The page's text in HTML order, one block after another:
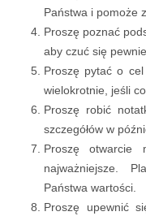
Państwa i pomoże
Proszę poznać
aby czuć się
Proszę pytać o
wielokrotnie, jeśli
Proszę robić
szczegółów w
Proszę
najważniejsze.
Państwa wartości.
Proszę upewnić